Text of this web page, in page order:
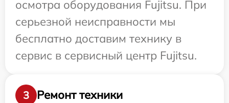
осмотра оборудования Fujitsu. При
серьезной неисправности мы
бесплатно доставим технику в
сервис в сервисный центр Fujitsu.
3
Ремонт техники